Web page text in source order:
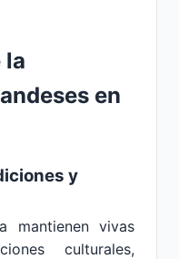
la
en
y
mantienen vivas
culturales,